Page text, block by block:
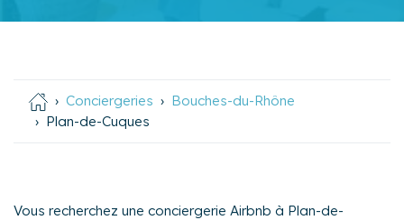
Conciergeries
Bouches-du-Rhône
Plan-de-Cuques
Vous recherchez une conciergerie Airbnb à Plan-de-